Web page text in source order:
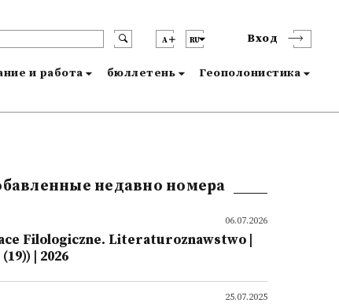
A RU Вход
и работа бюллетень Геополонистика
недавно номера
06.07.2026
Filologiczne. Literaturoznawstwo |
(19)) | 2026
25.07.2025